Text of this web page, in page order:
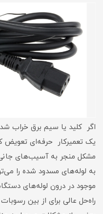
اگر کلید یا سیم برق خراب
یک تعمیرکار حرفه‌ای تعویض
مشکل منجر به آسیب‌های
به لوله‌های مسدود شده را
موجود در درون لوله‌های
راه‌حل عالی برای از بین